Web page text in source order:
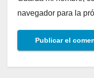
navegador para la